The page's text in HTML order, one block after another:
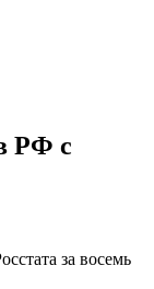
РФ с
за восемь